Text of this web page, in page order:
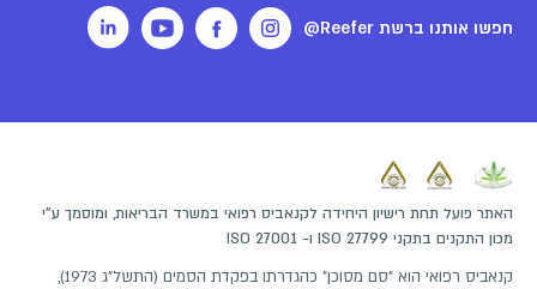
חפשו אותנו ברשת Reefer@
האתר פועל תחת רישיון היחידה לקנאביס רפואי במשרד הבריאות, ומוסמך ע"י
מכון התקנים בתקני ISO 27799 ו- ISO 27001
קנאביס רפואי הוא "סם מסוכן" כהגדרתו בפקדת הסמים (התשל"ג 1973),